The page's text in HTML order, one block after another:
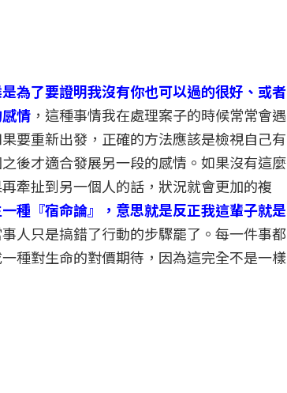
為了要證明我沒有你也可以過的很好、或者
情 ，這種事情我在處理案子的時候常常會遇
要重新出發，正確的方法應該是檢視自己有
後才適合發展另一段的感情。如果沒有這麼
牽扯到另一個人的話，狀況就會更加的複
種『宿命論』，意思就是反正我這輩子就是
事人只是搞錯了行動的步驟罷了。每一件事都
種對生命的對價期待，因為這完全不是一樣